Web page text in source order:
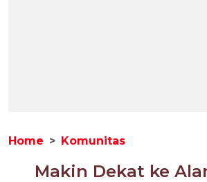
Home Komunitas
Makin Dekat ke